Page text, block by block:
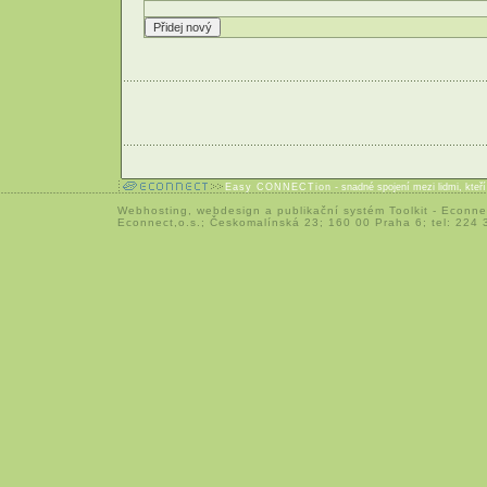
Easy CONNECTion - snadné spojení mezi lidmi,
Webhosting webdesign a publikační systém Toolkit -
Econnect,o.s.; Českomalínská 23; 160 00 Praha 6; tel: 224